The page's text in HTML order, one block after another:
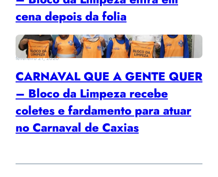
cena depois da folia
fevereiro 21, 2020
CARNAVAL QUE A GENTE QUER
– Bloco da Limpeza recebe
coletes e fardamento para atuar
no Carnaval de Caxias